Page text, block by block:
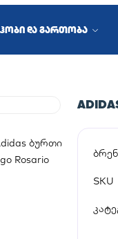
ჰობი და გართობა
SKU